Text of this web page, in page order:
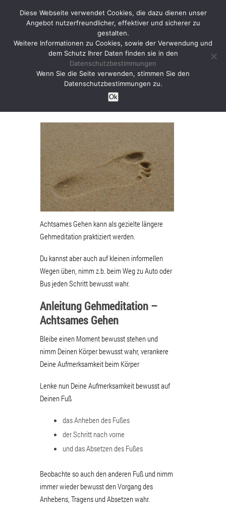
Achtsames Gehen –
Gehmeditation
Achtsames Gehen kann als gezielte längere
Gehmeditation praktiziert werden.
Du kannst aber auch auf kleinen informellen
Wegen üben, nimm z.b. beim Weg zu Auto oder
Bus jeden Schritt bewusst wahr.
Anleitung Gehmeditation –
Achtsames Gehen
Bleibe einen Moment bewusst stehen und
nimm Deinen Körper bewusst wahr, verankere
Deine Aufmerksamkeit beim Körper
Lenke nun Deine Aufmerksamkeit bewusst auf
Deinen Fuß
das Anheben des Fußes
der Schritt nach vorne
und das Absetzen des Fußes
Beobachte so auch den anderen Fuß und nimm
immer wieder bewusst den Vorgang des
Anhebens, Tragens und Absetzen wahr.
Diese Webseite verwendet Cookies, die dazu dienen unser
Angebot nutzerfreundlicher, effektiver und sicherer zu
gestalten.
Weitere Informationen zu Cookies, sowie der Verwendung und
dem Schutz Ihrer Daten finden sie in den
Datenschutzbestimmungen
Wenn Sie die Seite verwenden, stimmen Sie den
Datenschutzbestimmungen zu.
Ok